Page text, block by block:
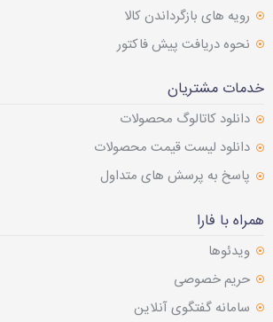
رویه های بازگرداندن کالا
نحوه دریافت پیش فاکتور
خدمات مشتریان
دانلود کاتالوگ محصولات
دانلود لیست قیمت محصولات
پاسخ به پرسش های متداول
همراه با فارا
ویدئوها
حریم خصوصی
سامانه گفتگوی آنلاین